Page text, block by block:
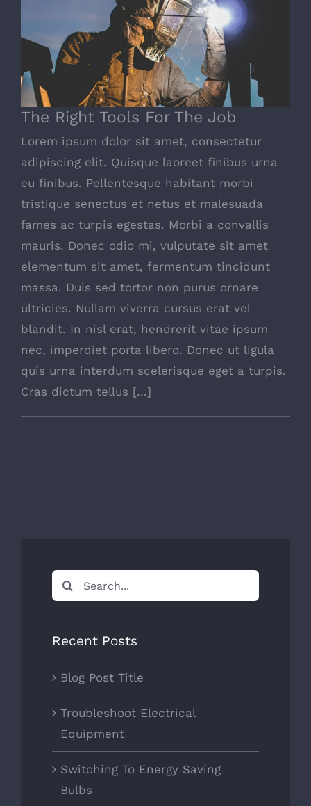
The Right Tools For The Job
The Right Tools For The Job
Lorem ipsum dolor sit amet, consectetur
adipiscing elit. Quisque laoreet finibus urna
eu finibus. Pellentesque habitant morbi
tristique senectus et netus et malesuada
fames ac turpis egestas. Morbi a convallis
mauris. Donec odio mi, vulputate sit amet
elementum sit amet, fermentum tincidunt
massa. Duis sed tortor non purus ornare
ultricies. Nullam viverra cursus erat vel
blandit. In nisl erat, hendrerit vitae ipsum
nec, imperdiet porta libero. Donec ut ligula
quis urna interdum scelerisque eget a turpis.
Cras dictum tellus [...]
Search
for:
Recent Posts
Blog Post Title
Troubleshoot Electrical
Equipment
Switching To Energy Saving
Bulbs